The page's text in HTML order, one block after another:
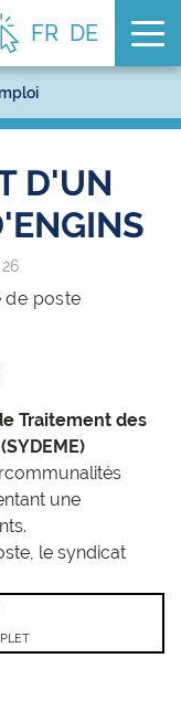
FR DE
D'UN
de poste
Traitement des
une
le syndicat